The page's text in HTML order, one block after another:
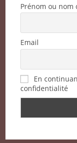
Prénom ou nom
Email
En
confidentialité